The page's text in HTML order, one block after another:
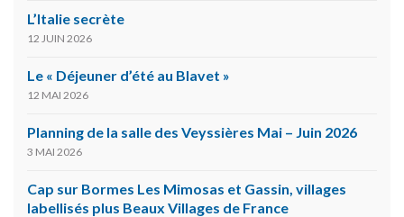
L’Italie secrète
12 JUIN 2026
Le « Déjeuner d’été au Blavet »
12 MAI 2026
Planning de la salle des Veyssières Mai – Juin 2026
3 MAI 2026
Cap sur Bormes Les Mimosas et Gassin, villages
labellisés plus Beaux Villages de France